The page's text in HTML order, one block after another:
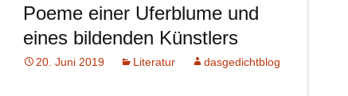
Poeme einer Uferblume und
eines bildenden Künstlers
20. Juni 2019 Literatur dasgedichtblog